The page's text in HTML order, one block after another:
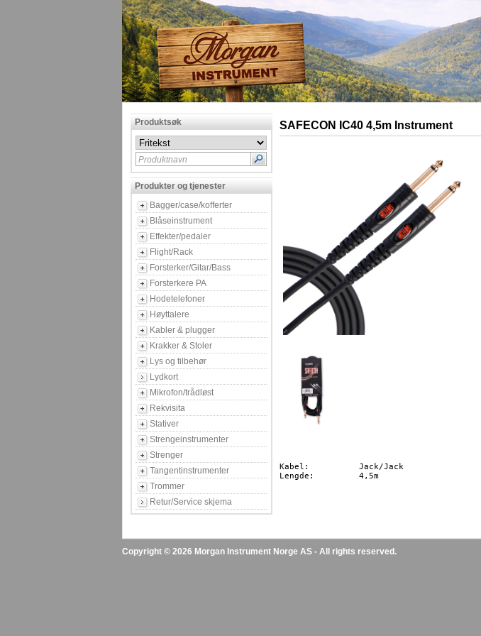
Produktsøk
Produktnavn
Produkter og tjenester
Bagger/case/kofferter
Blåseinstrument
Effekter/pedaler
Flight/Rack
Forsterker/Gitar/Bass
Forsterkere PA
Hodetelefoner
Høyttalere
Kabler & plugger
Krakker & Stoler
Lys og tilbehør
Lydkort
Mikrofon/trådløst
Rekvisita
Stativer
Strengeinstrumenter
Strenger
Tangentinstrumenter
Trommer
Retur/Service skjema
SAFECON IC40 4,5m Instrument
Kabel:		Jack/Jack
Lengde:		4,5m
Copyright © 2026 Morgan Instrument Norge AS - All rights reserved.